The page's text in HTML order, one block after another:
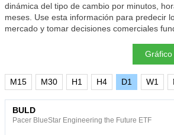
dinámica del tipo de cambio por minutos,
meses. Use esta información para predecir
mercado y tomar decisiones comerciales
M15 M30 H1 H4 D1 W1
BULD
Pacer BlueStar Engineering the Future ETF